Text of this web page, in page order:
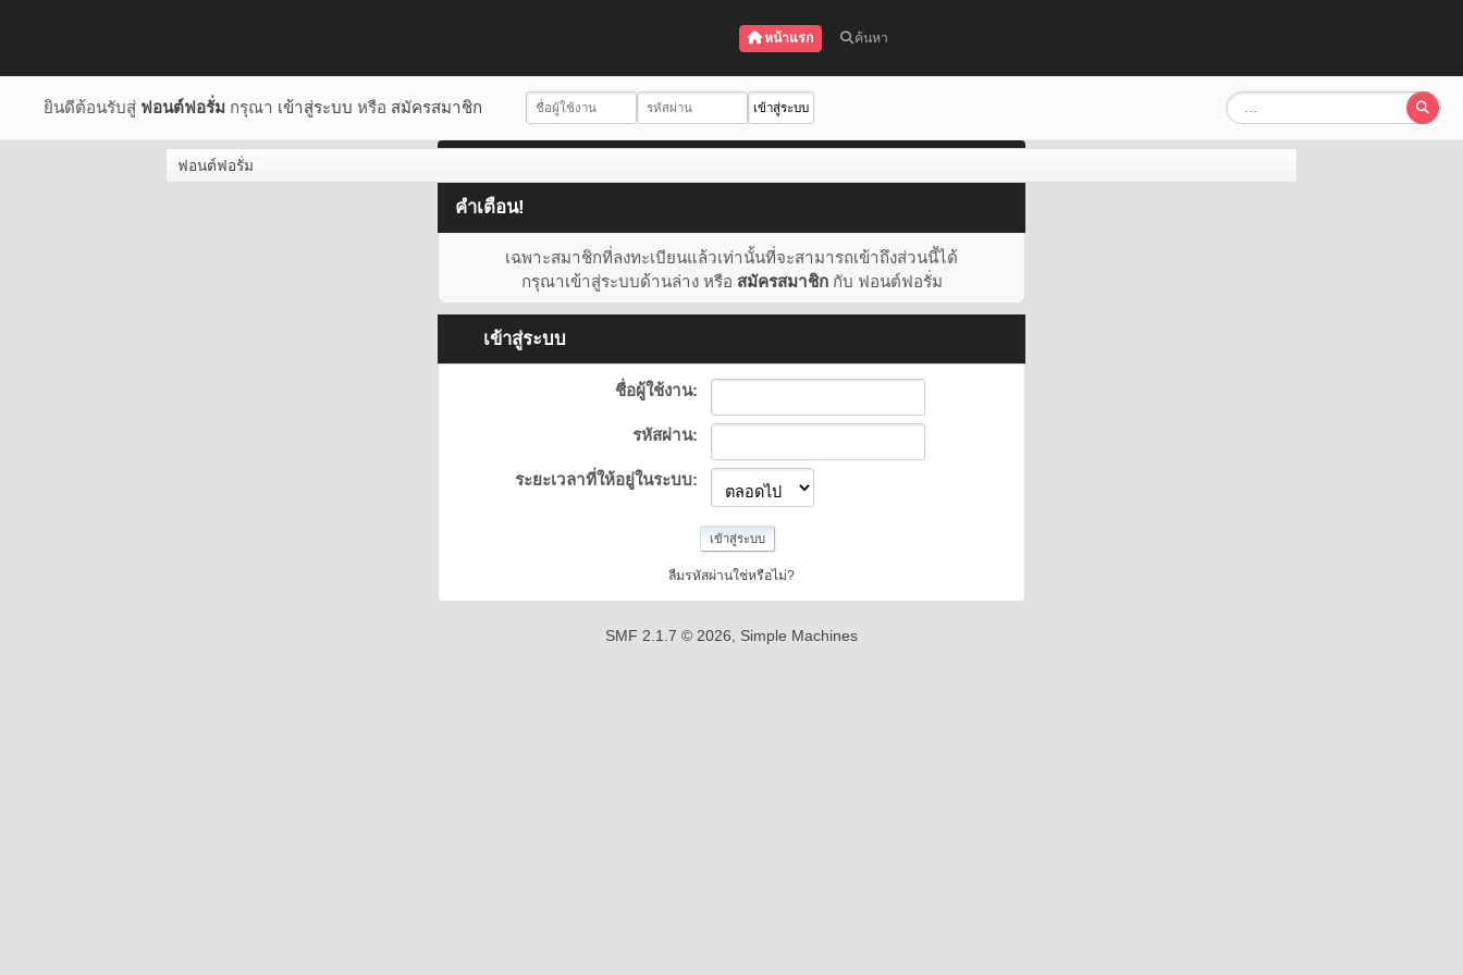
หน้าแรก ค้นหา
ยินดีต้อนรับสู่ ฟอนต์ฟอรั่ม กรุณา เข้าสู่ระบบ หรือ สมัครสมาชิก
ฟอนต์ฟอรั่ม
คำเตือน!
เฉพาะสมาชิกที่ลงทะเบียนแล้วเท่านั้นที่จะสามารถเข้าถึงส่วนนี้ได้
กรุณาเข้าสู่ระบบด้านล่าง หรือ สมัครสมาชิกกับ ฟอนต์ฟอรั่ม
เข้าสู่ระบบ
ชื่อผู้ใช้งาน:
รหัสผ่าน:
ระยะเวลาที่ให้อยู่ในระบบ:
ลืมรหัสผ่านใช่หรือไม่?
SMF 2.1.7 © 2026, Simple Machines